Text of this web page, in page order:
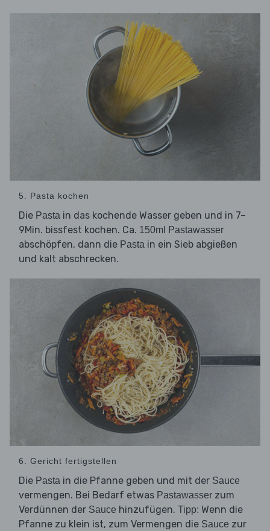
5. Pasta kochen
Die Pasta in das kochende Wasser geben und in 7–
9Min. bissfest kochen. Ca. 150ml Pastawasser
abschöpfen, dann die Pasta in ein Sieb abgießen
und kalt abschrecken.
6. Gericht fertigstellen
Die Pasta in die Pfanne geben und mit der Sauce
vermengen. Bei Bedarf etwas Pastawasser zum
Verdünnen der Sauce hinzufügen. Tipp: Wenn die
Pfanne zu klein ist, zum Vermengen die Sauce zur